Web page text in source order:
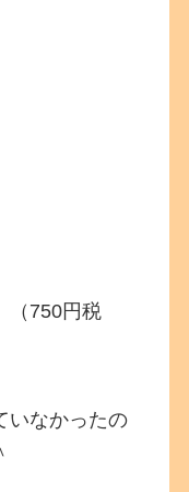
（750円税
いなかったの